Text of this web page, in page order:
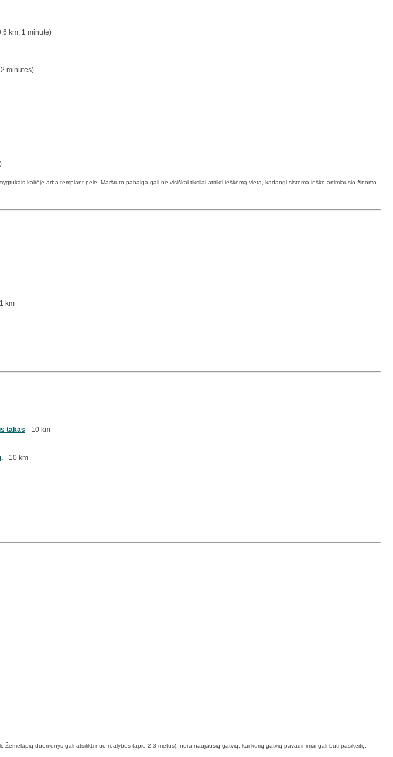
km, 1 minutė)
minutės)
kairėje arba tempiant pele. Maršruto pabaiga gali ne visiškai tiksliai atitikti ieškomą vietą, kadangi sistema ieško artimiausio žinomo
km
takas - 10 km
- 10 km
duomenys gali atsilikti nuo realybės (apie 2-3 metus): nėra naujausių gatvių, kai kurių gatvių pavadinimai gali būti pasikeitę.